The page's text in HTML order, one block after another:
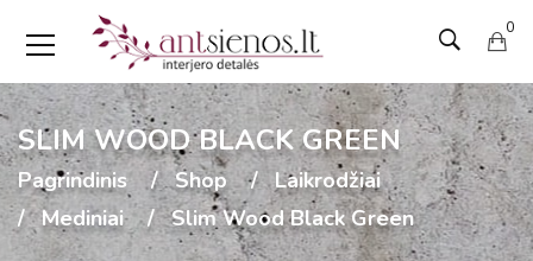
0
SLIM WOOD BLACK GREEN
Pagrindinis Shop
Laikrodžiai
Mediniai
Slim Wood Black Green